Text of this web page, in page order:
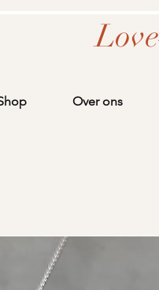
Over ons